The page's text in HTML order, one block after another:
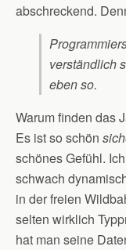
abschreckend.
verständlich
eben so.
Warum finden das
Es ist so schön
schönes Gefühl.
schwach
in der freien
selten wirklich
hat man seine